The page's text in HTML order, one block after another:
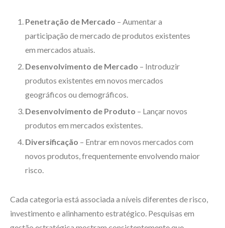
Penetração de Mercado – Aumentar a
participação de mercado de produtos existentes
em mercados atuais.
Desenvolvimento de Mercado – Introduzir
produtos existentes em novos mercados
geográficos ou demográficos.
Desenvolvimento de Produto – Lançar novos
produtos em mercados existentes.
Diversificação – Entrar em novos mercados com
novos produtos, frequentemente envolvendo maior
risco.
Cada categoria está associada a níveis diferentes de risco,
investimento e alinhamento estratégico. Pesquisas em